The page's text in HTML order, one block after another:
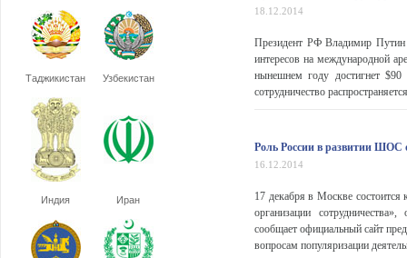
Таджикистан Узбекистан
Индия Иран
18.12.2014
Президент РФ Владимир Путин
интересов на международной
нынешнем году достигнет
сотрудничество
Роль России в развитии ШОС
16.12.2014
17 декабря в Москве
организации
сообщает официальный сайт
вопросам популяризации